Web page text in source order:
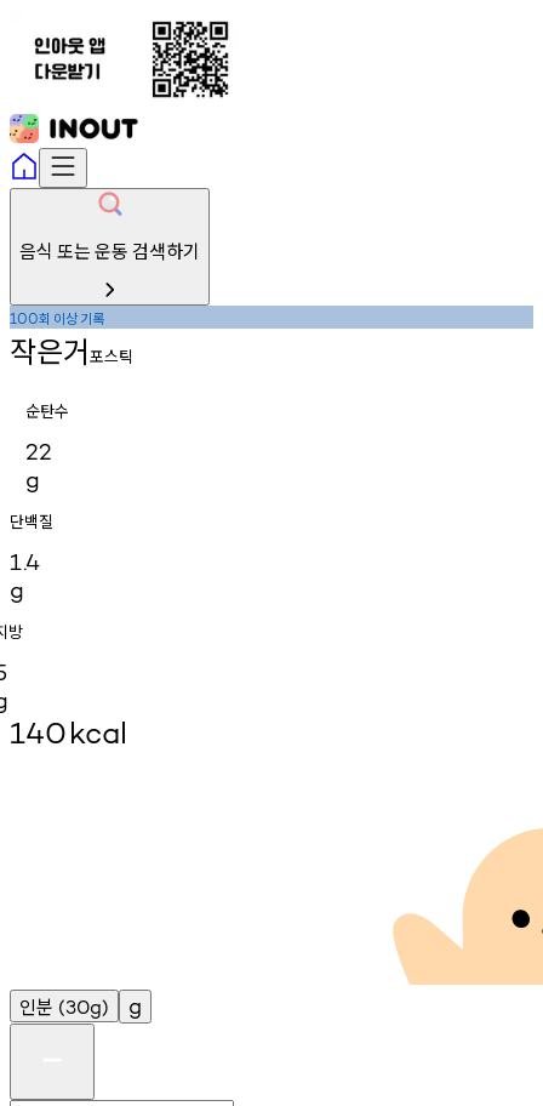
음식 또는 운동 검색하기
100회 이상기록
작은거포스틱
순탄수
22
g
단백질
1.4
g
방
140kcal
인분 (30g) g